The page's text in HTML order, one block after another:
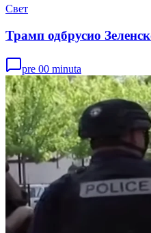
Свет
Трамп одбрусио
pre 00 minuta